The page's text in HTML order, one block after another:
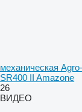
механическая
SR400 II Amazone
26
ВИДЕО